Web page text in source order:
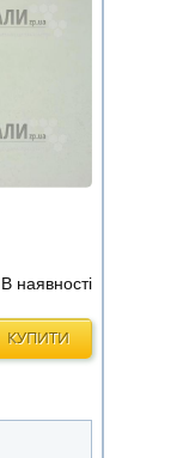
В наявності
КУПИТИ